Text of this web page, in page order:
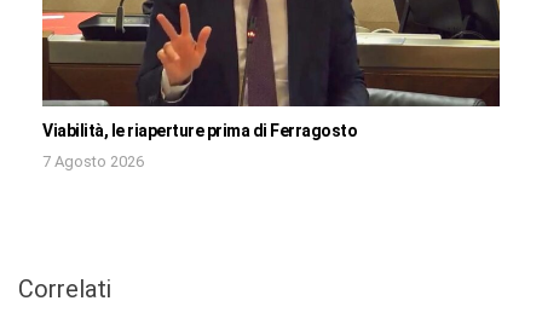
Viabilità, le riaperture prima di Ferragosto
7 Agosto 2026
Correlati